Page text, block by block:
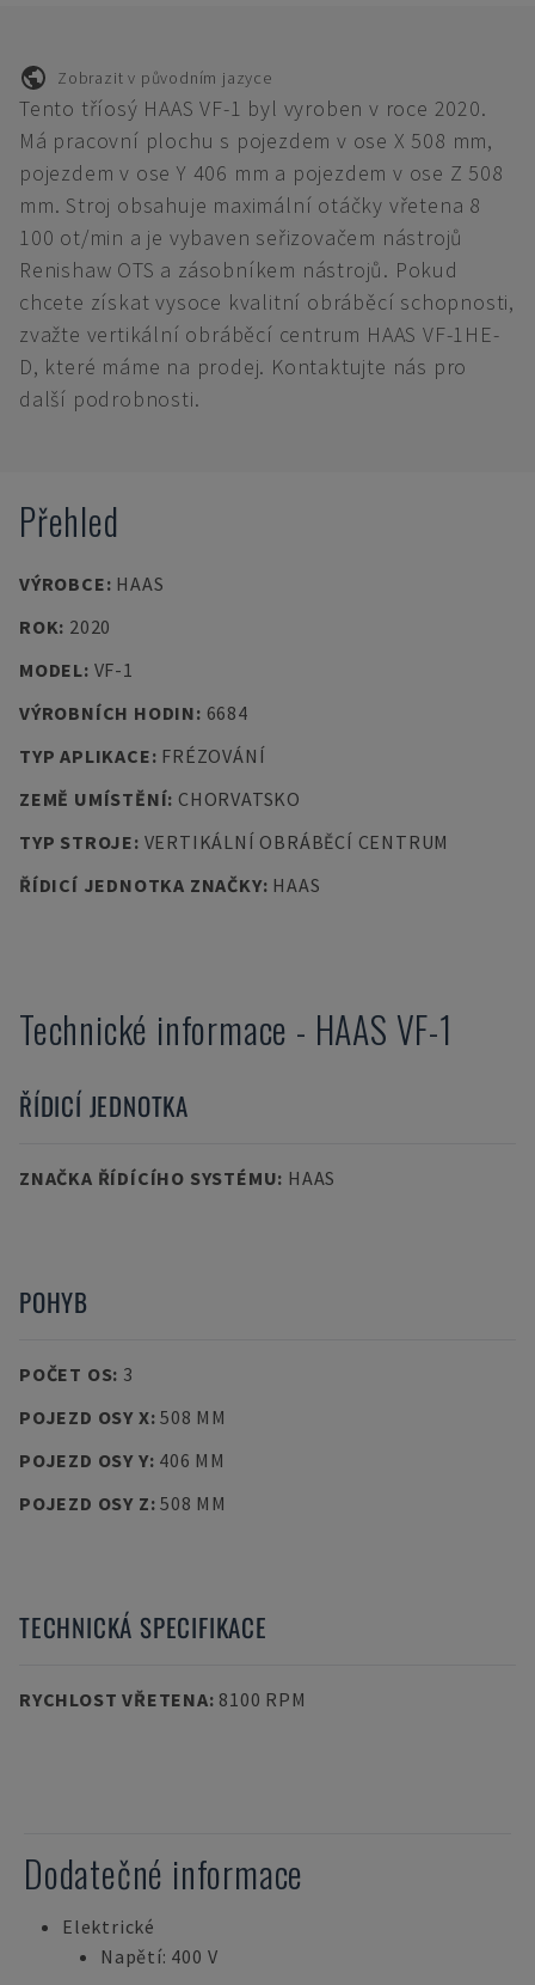
Zobrazit v původním jazyce
Tento tříosý HAAS VF-1 byl vyroben v roce 2020.
Má pracovní plochu s pojezdem v ose X 508 mm,
pojezdem v ose Y 406 mm a pojezdem v ose Z 508
mm. Stroj obsahuje maximální otáčky vřetena 8
100 ot/min a je vybaven seřizovačem nástrojů
Renishaw OTS a zásobníkem nástrojů. Pokud
chcete získat vysoce kvalitní obráběcí schopnosti,
zvažte vertikální obráběcí centrum HAAS VF-1HE-
D, které máme na prodej. Kontaktujte nás pro
další podrobnosti.
Přehled
VÝROBCE: HAAS
ROK: 2020
MODEL: VF-1
VÝROBNÍCH HODIN: 6684
TYP APLIKACE: FRÉZOVÁNÍ
ZEMĚ UMÍSTĚNÍ: CHORVATSKO
TYP STROJE: VERTIKÁLNÍ OBRÁBĚCÍ CENTRUM
ŘÍDICÍ JEDNOTKA ZNAČKY: HAAS
Technické informace - HAAS VF-1
ŘÍDICÍ JEDNOTKA
ZNAČKA ŘÍDÍCÍHO SYSTÉMU: HAAS
POHYB
POČET OS: 3
POJEZD OSY X:508 MM
POJEZD OSY Y: 406 MM
POJEZD OSY Z:508 MM
TECHNICKÁ SPECIFIKACE
RYCHLOST VŘETENA: 8100 RPM
Dodatečné informace
Elektrické
Napětí: 400 V